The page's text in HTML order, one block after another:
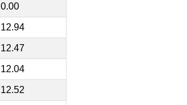
0.00
12.94
12.47
12.04
12.52